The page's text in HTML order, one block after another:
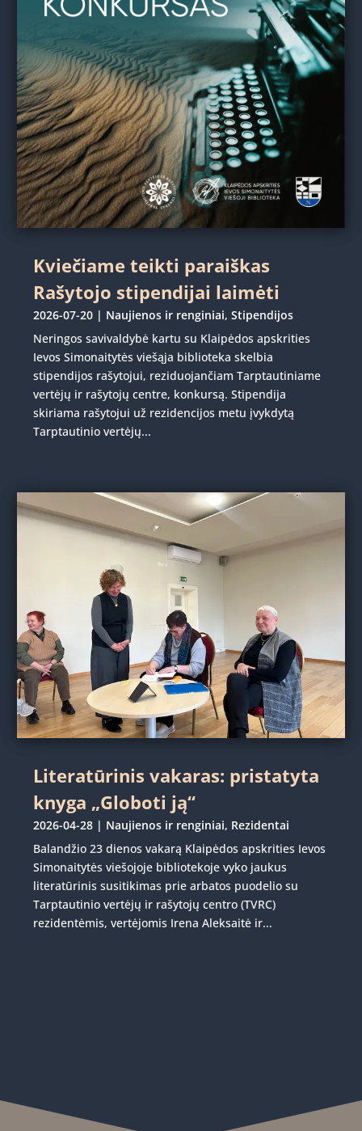
Kviečiame teikti paraiškas
Rašytojo stipendijai laimėti
2026-07-20 | Naujienos ir renginiai,Stipendijos
Neringos savivaldybė kartu su Klaipėdos apskrities
Ievos Simonaitytės viešąja biblioteka skelbia
stipendijos rašytojui, reziduojančiam Tarptautiniame
vertėjų ir rašytojų centre, konkursą. Stipendija
skiriama rašytojui už rezidencijos metu įvykdytą
Tarptautinio vertėjų...
Literatūrinis vakaras: pristatyta
knyga „Globoti ją“
2026-04-28 | Naujienos ir renginiai, Rezidentai
Balandžio 23 dienos vakarą Klaipėdos apskrities Ievos
Simonaitytės viešojoje bibliotekoje vyko jaukus
literatūrinis susitikimas prie arbatos puodelio su
Tarptautinio vertėjų ir rašytojų centro (TVRC)
rezidentėmis, vertėjomis Irena Aleksaitė ir...